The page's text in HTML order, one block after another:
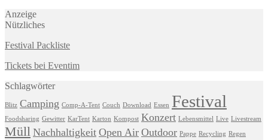
Anzeige
Nützliches
Festival Packliste
Tickets bei Eventim
Schlagwörter
Blitz Camping Comp-A-Tent Couch Download Essen Festival
Foodsharing Gewitter KarTent Karton Kompost Konzert Lebensmittel Live Livestream
Müll Nachhaltigkeit Open Air Outdoor Pappe Recycling Regen